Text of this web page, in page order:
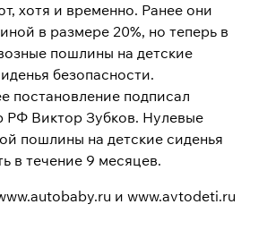
хотя и временно. Ранее они
в размере 20%, но теперь в
пошлины на детские
безопасности.
постановление подписал
РФ Виктор Зубков. Нулевые
пошлины на детские сиденья
в течение 9 месяцев.
и www.avtodeti.ru